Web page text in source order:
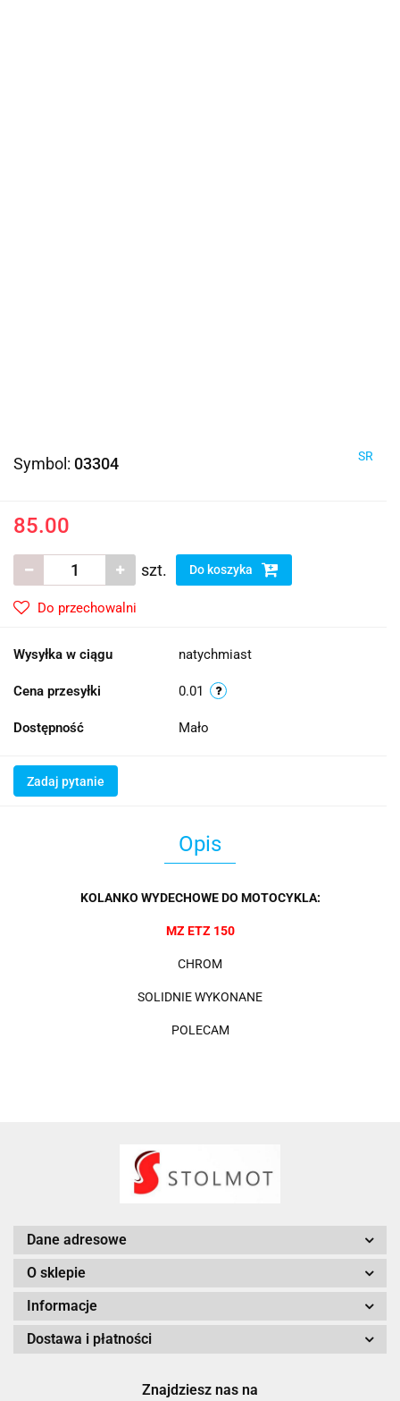
Symbol: 03304 SR
85.00
szt. Do koszyka
Do przechowalni
Wysyłka w ciągu natychmiast
Cena przesyłki 0.01
Dostępność Mało
Zadaj pytanie
Opis
KOLANKO WYDECHOWE DO MOTOCYKLA:
MZ ETZ 150
CHROM
SOLIDNIE WYKONANE
POLECAM
Dane adresowe
O sklepie
Informacje
Dostawa i płatności
Znajdziesz nas na